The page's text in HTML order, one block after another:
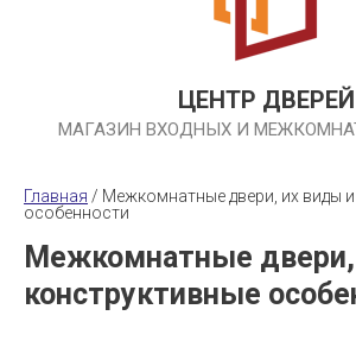
ЦЕНТР ДВЕРЕЙ
МАГАЗИН ВХОДНЫХ И
Главная / Межкомнатные двери, их виды
особенности
Межкомнатные
конструктивные